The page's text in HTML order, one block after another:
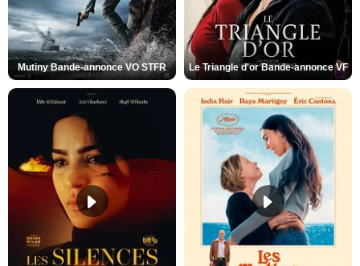
Mutiny Bande-annonce VO STFR Le Triangle d'or Bande-annonce VF